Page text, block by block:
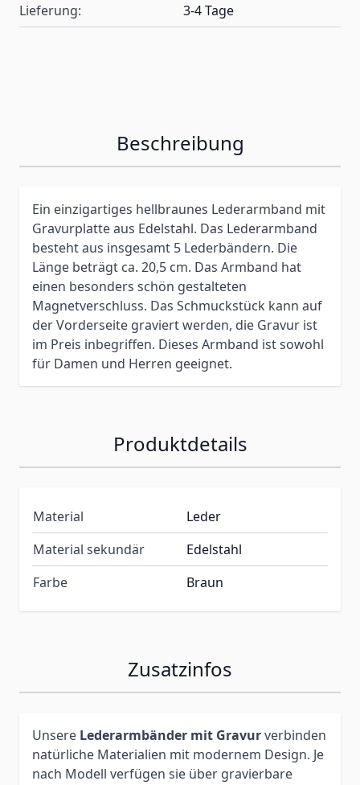
Lieferung:
3-4 Tage
Beschreibung
Ein einzigartiges hellbraunes Lederarmband mit
Gravurplatte aus Edelstahl. Das Lederarmband
besteht aus insgesamt 5 Lederbändern. Die
Länge beträgt ca. 20,5 cm. Das Armband hat
einen besonders schön gestalteten
Magnetverschluss. Das Schmuckstück kann auf
der Vorderseite graviert werden, die Gravur ist
im Preis inbegriffen. Dieses Armband ist sowohl
für Damen und Herren geeignet.
Produktdetails
Material
Leder
Material sekundär
Edelstahl
Farbe
Braun
Zusatzinfos
Unsere Lederarmbänder mit Gravurverbinden
natürliche Materialien mit modernem Design. Je
nach Modell verfügen sie über gravierbare